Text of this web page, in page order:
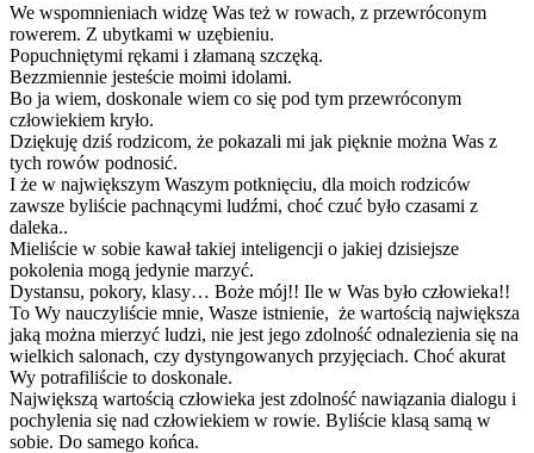
We wspomnieniach widzę Was też w rowach, z przewróconym
rowerem. Z ubytkami w uzębieniu.
Popuchniętymi rękami i złamaną szczęką.
Bezzmiennie jesteście moimi idolami.
Bo ja wiem, doskonale wiem co się pod tym przewróconym
człowiekiem kryło.
Dziękuję dziś rodzicom, że pokazali mi jak pięknie można Was z
tych rowów podnosić.
I że w największym Waszym potknięciu, dla moich rodziców
zawsze byliście pachnącymi ludźmi, choć czuć było czasami z
daleka..
Mieliście w sobie kawał takiej inteligencji o jakiej dzisiejsze
pokolenia mogą jedynie marzyć.
Dystansu, pokory, klasy… Boże mój!! Ile w Was było człowieka!!
To Wy nauczyliście mnie, Wasze istnienie, że wartością największa
jaką można mierzyć ludzi, nie jest jego zdolność odnalezienia się na
wielkich salonach, czy dystyngowanych przyjęciach. Choć akurat
Wy potrafiliście to doskonale.
Największą wartością człowieka jest zdolność nawiązania dialogu i
pochylenia się nad człowiekiem w rowie. Byliście klasą samą w
sobie. Do samego końca.